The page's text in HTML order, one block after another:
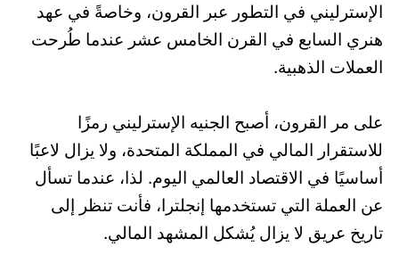
الإسترليني في التطور عبر القرون، وخاصةً في عهد
هنري السابع في القرن الخامس عشر عندما طُرحت
العملات الذهبية.
على مر القرون، أصبح الجنيه الإسترليني رمزًا
للاستقرار المالي في المملكة المتحدة، ولا يزال لاعبًا
أساسيًا في الاقتصاد العالمي اليوم. لذا، عندما تسأل
عن العملة التي تستخدمها إنجلترا، فأنت تنظر إلى
تاريخ عريق لا يزال يُشكل المشهد المالي.